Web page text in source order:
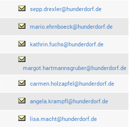
sepp.drexler@hunderdorf.de
mario.ehrnboeck@hunderdorf.de
kathrin.fuchs@hunderdorf.de
margot.hartmannsgruber@hunderdorf.de
carmen.holzapfel@hunderdorf.de
angela.krampfl@hunderdorf.de
lisa.macht@hunderdorf.de